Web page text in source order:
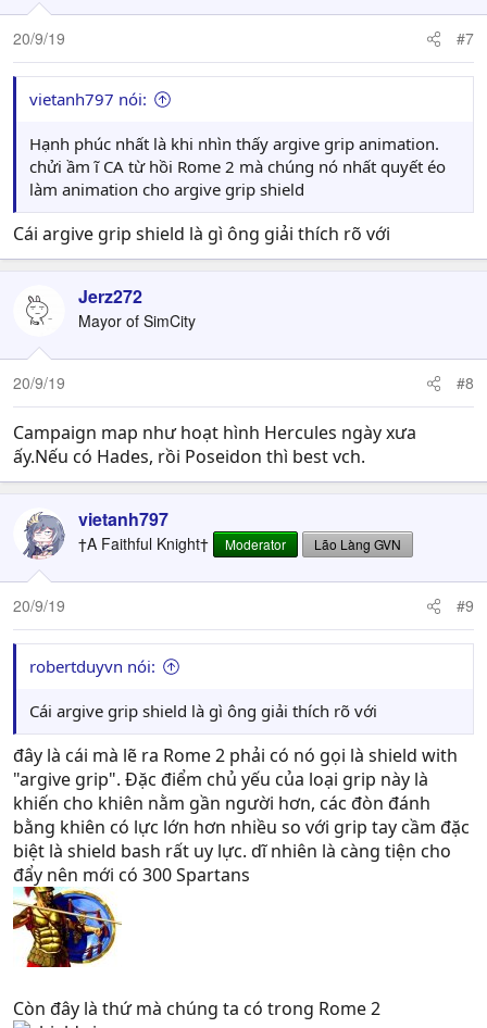
20/9/19 #7
vietanh797 nói:
Hạnh phúc nhất là khi nhìn thấy argive grip animation.
chửi ầm ĩ CA từ hồi Rome 2 mà chúng nó nhất quyết éo
làm animation cho argive grip shield
Cái argive grip shield là gì ông giải thích rõ với
Jerz272
Mayor of SimCity
20/9/19 #8
Campaign map như hoạt hình Hercules ngày xưa
ấy.Nếu có Hades, rồi Poseidon thì best vch.
vietanh797
†A Faithful Knight† Moderator Lão Làng GVN
20/9/19 #9
robertduyvn nói:
Cái argive grip shield là gì ông giải thích rõ với
đây là cái mà lẽ ra Rome 2 phải có nó gọi là shield with
"argive grip". Đặc điểm chủ yếu của loại grip này là
khiến cho khiên nằm gần người hơn, các đòn đánh
bằng khiên có lực lớn hơn nhiều so với grip tay cầm đặc
biệt là shield bash rất uy lực. dĩ nhiên là càng tiện cho
đẩy nên mới có 300 Spartans
Còn đây là thứ mà chúng ta có trong Rome 2